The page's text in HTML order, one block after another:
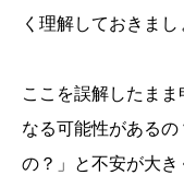
く理解しておきまし
ここを誤解したま
なる可能性がある
の？」と不安が大き